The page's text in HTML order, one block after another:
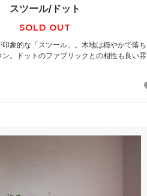
スツール/ドット
SOLD OUT
象的な「スツール」。木地は穏やかで落ち
。ドットのファブリックとの相性も良い雰